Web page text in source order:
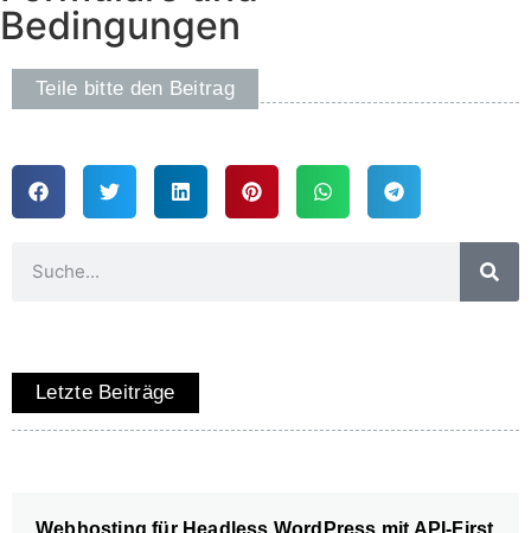
Bedingungen
Teile bitte den Beitrag
Letzte Beiträge
Webhosting für Headless WordPress mit API-First